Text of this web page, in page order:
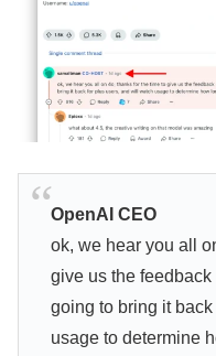
OpenAI CEO
ok, we hear you all
give us the
going to bring it
usage to determine